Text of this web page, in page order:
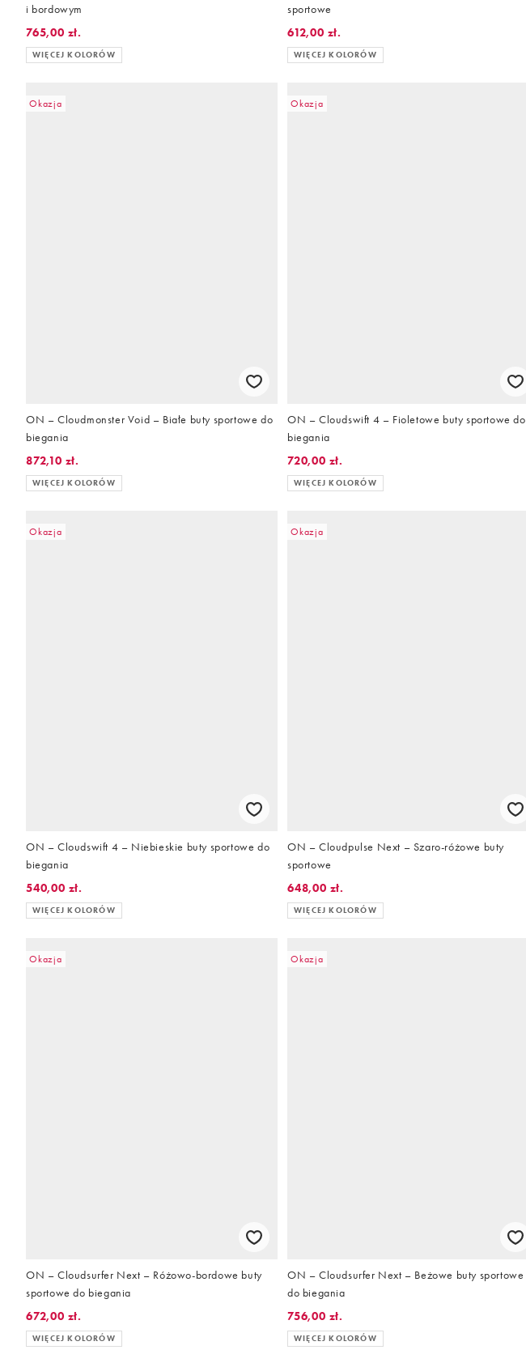
i bordowym
765,00 zł.
WIĘCEJ KOLORÓW
sportowe
612,00 zł.
WIĘCEJ KOLORÓW
Okazja
ON – Cloudmonster Void – Białe buty sportowe do
biegania
872,10 zł.
WIĘCEJ KOLORÓW
Okazja
ON – Cloudswift 4 – Fioletowe buty sportowe do
biegania
720,00 zł.
WIĘCEJ KOLORÓW
Okazja
ON – Cloudswift 4 – Niebieskie buty sportowe do
biegania
540,00 zł.
WIĘCEJ KOLORÓW
Okazja
ON – Cloudpulse Next – Szaro-różowe buty
sportowe
648,00 zł.
WIĘCEJ KOLORÓW
Okazja
ON – Cloudsurfer Next – Różowo-bordowe buty
sportowe do biegania
672,00 zł.
WIĘCEJ KOLORÓW
Okazja
ON – Cloudsurfer Next – Beżowe buty sportowe
do biegania
756,00 zł.
WIĘCEJ KOLORÓW